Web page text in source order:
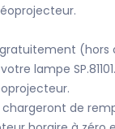
lampe
chargeront de